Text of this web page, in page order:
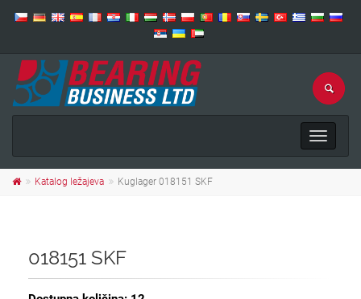
Toggle
Katalog ležajeva Kuglager 018151 SKF
018151 SKF